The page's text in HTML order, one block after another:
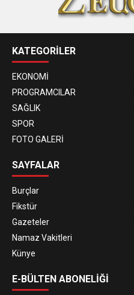
KATEGORİLER
EKONOMİ
PROGRAMCILAR
SAĞLIK
SPOR
FOTO GALERİ
SAYFALAR
Burçlar
Fikstür
Gazeteler
Namaz Vakitleri
Künye
E-BÜLTEN ABONELİĞİ